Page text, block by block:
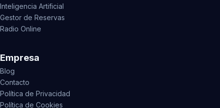
Inteligencia Artificial
Gestor de Reservas
Radio Online
Empresa
Blog
Contacto
Política de Privacidad
Política de Cookies